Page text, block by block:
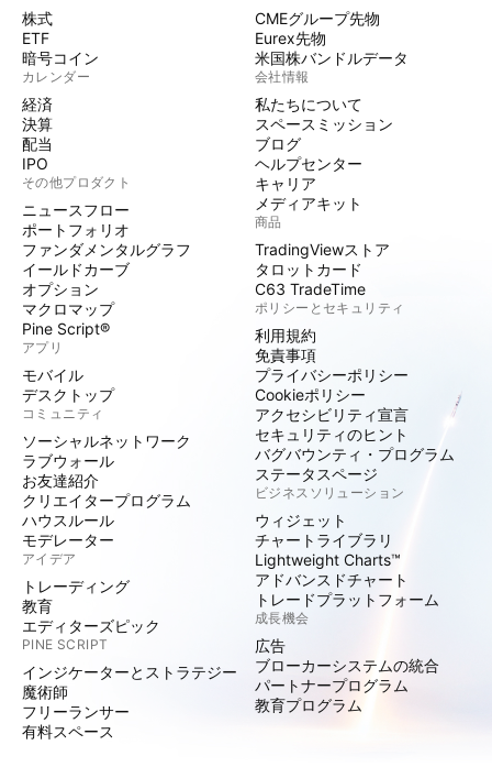
株式
ETF
暗号コイン
カレンダー
経済
決算
配当
IPO
その他プロダクト
ニュースフロー
ポートフォリオ
ファンダメンタルグラフ
イールドカーブ
オプション
マクロマップ
Pine Script®
アプリ
モバイル
デスクトップ
コミュニティ
ソーシャルネットワーク
ラブウォール
お友達紹介
クリエイタープログラム
ハウスルール
モデレーター
アイデア
トレーディング
教育
エディターズピック
PINE SCRIPT
インジケーターとストラテジー
魔術師
フリーランサー
有料スペース
CMEグループ先物
Eurex先物
米国株バンドルデータ
会社情報
私たちについて
スペースミッション
ブログ
ヘルプセンター
キャリア
メディアキット
商品
TradingViewストア
タロットカード
C63 TradeTime
ポリシーとセキュリティ
利用規約
免責事項
プライバシーポリシー
Cookieポリシー
アクセシビリティ宣言
セキュリティのヒント
バグバウンティ・プログラム
ステータスページ
ビジネスソリューション
ウィジェット
チャートライブラリ
Lightweight Charts™
アドバンスドチャート
トレードプラットフォーム
成長機会
広告
ブローカーシステムの統合
パートナープログラム
教育プログラム